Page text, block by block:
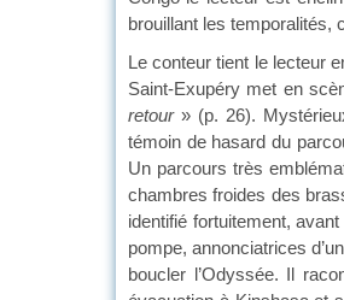
brouillant les temporalités,
Le conteur tient le lecteur
Saint-Exupéry met en
retour » (p. 26).
témoin de hasard du
Un parcours très
chambres froides des
identifié fortuitement,
pompe, annonciatrices
boucler l’Odyssée. Il